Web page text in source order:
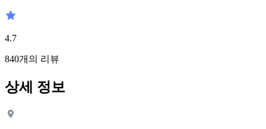
4.7
840개의 리뷰
상세 정보